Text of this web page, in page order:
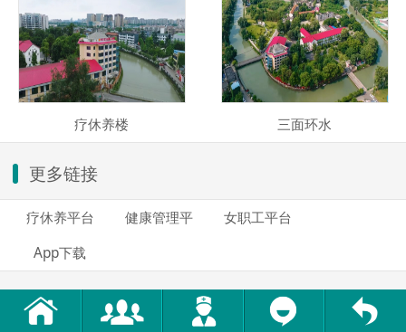
疗休养楼 三面环水
更多链接
疗休养平台 健康管理平
女职工平台
App下载